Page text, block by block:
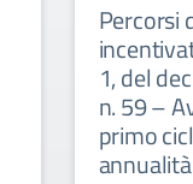
Percorsi
1, del
n. 59 –
primo